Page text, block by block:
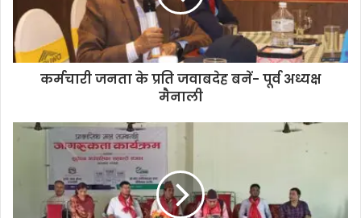
कर्मचारी जनता के प्रति जवाबदेह बनें- पूर्व अध्यक्ष
मैनाली